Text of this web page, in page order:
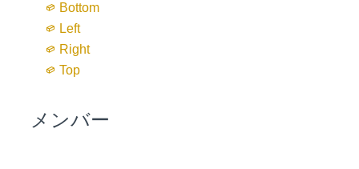
Bottom
Left
Right
Top
メンバー